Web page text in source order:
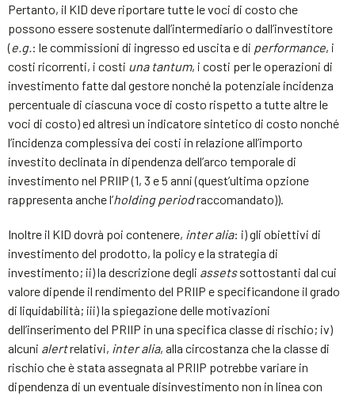
Pertanto, il KID deve riportare tutte le voci di costo che
possono essere sostenute dall’intermediario o dall’investitore
(e.g.: le commissioni di ingresso ed uscita e di performance, i
costi ricorrenti, i costi una tantum, i costi per le operazioni di
investimento fatte dal gestore nonché la potenziale incidenza
percentuale di ciascuna voce di costo rispetto a tutte altre le
voci di costo) ed altresì un indicatore sintetico di costo nonché
l’incidenza complessiva dei costi in relazione all’importo
investito declinata in dipendenza dell’arco temporale di
investimento nel PRIIP (1, 3 e 5 anni (quest’ultima opzione
rappresenta anche l’holding periodraccomandato)).
Inoltre il KID dovrà poi contenere, inter alia: i) gli obiettivi di
investimento del prodotto, la policy e la strategia di
investimento; ii) la descrizione degli assetssottostanti dal cui
valore dipende il rendimento del PRIIP e specificandone il grado
di liquidabilità; iii) la spiegazione delle motivazioni
dell’inserimento del PRIIP in una specifica classe di rischio; iv)
alcuni alertrelativi, inter alia, alla circostanza che la classe di
rischio che è stata assegnata al PRIIP potrebbe variare in
dipendenza di un eventuale disinvestimento non in linea con